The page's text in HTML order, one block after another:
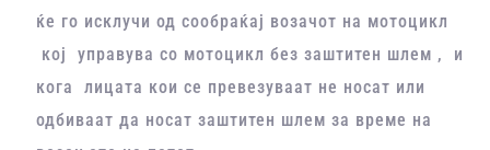
ќе го исклучи од сообраќај возачот на мотоцикл
кој управува со мотоцикл без заштитен шлем , и
кога лицата кои се превезуваат не носат или
одбиваат да носат заштитен шлем за време на